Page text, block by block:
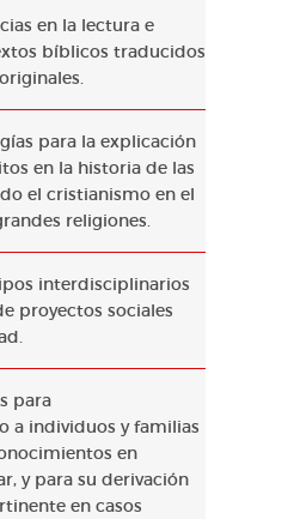
en la lectura e
bíblicos traducidos
para la explicación
en la historia de las
el cristianismo en el
religiones.
interdisciplinarios
proyectos sociales
para
a individuos y familias
en
y para su derivación
en casos